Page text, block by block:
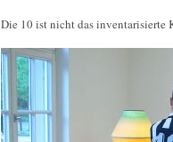
Die 10 ist nicht das inventarisierte